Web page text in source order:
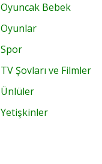
Oyuncak Bebek
Oyunlar
Spor
TV Şovları ve Filmler
Ünlüler
Yetişkinler